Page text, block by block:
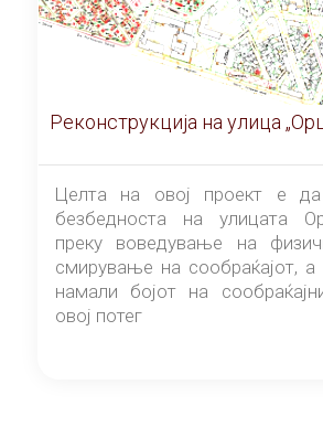
Реконструкција на улица
Целта на овој проект е
безбедноста на улицата
преку воведување на
смирување на сообраќајот,
намали бојот на
овој потег